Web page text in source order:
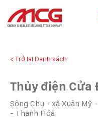
< Trở lại Danh sách
Thủy điện Cửa
Sông Chu - xã Xuân Mỹ
- Thanh Hóa